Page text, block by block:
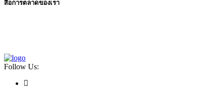
สื่อการตลาดของเรา
Follow Us: